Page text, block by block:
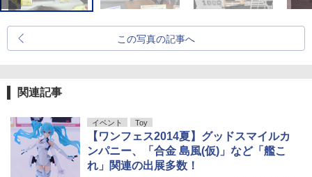
この写真の記事へ
関連記事
イベント Toy
【ワンフェス2014夏】グッドスマイルカ
ンパニー、「合金 島風(仮)」など「艦こ
れ」関連の出展多数！